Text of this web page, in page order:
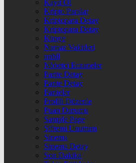
Kayıt Ol
Kripto Paralar
Kriptopara Detay
Kriptopara Detay
Künye
Namaz Vakitleri
nnbil
Nöbetçi Eczaneler
Parite Detay
Parite Detay
Pariteler
Profili Düzenle
Puan Durumu
Sample Page
Şifremi Unuttum
Sinema
Sinema Detay
Son Dakika